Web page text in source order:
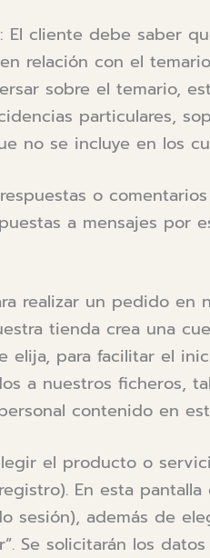
El cliente debe saber
relación con el
sobre el temario,
particulares,
no se incluye en los
o
a mensajes
realizar un pedido en
tienda crea una
para facilitar el
a nuestros ficheros,
contenido en
el producto o
En esta
sesión), además de
Se solicitarán los